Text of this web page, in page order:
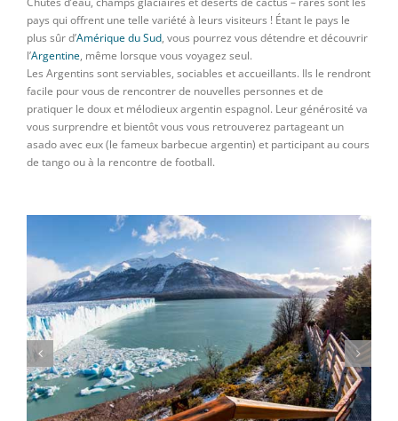
pays qui offrent une telle variété à leurs visiteurs ! Étant le pays le
plus sûr d’Amérique du Sud, vous pourrez vous détendre et découvrir
l’Argentine, même lorsque vous voyagez seul.
Les Argentins sont serviables, sociables et accueillants. Ils le rendront
facile pour vous de rencontrer de nouvelles personnes et de
pratiquer le doux et mélodieux argentin espagnol. Leur générosité va
vous surprendre et bientôt vous vous retrouverez partageant un
asado avec eux (le fameux barbecue argentin) et participant au cours
de tango ou à la rencontre de football.